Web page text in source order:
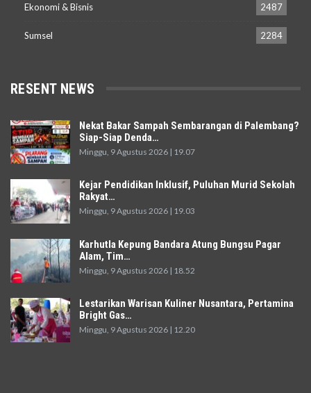
Ekonomi & Bisnis 2487
Sumsel 2284
RESENT NEWS
Nekat Bakar Sampah Sembarangan di Palembang?
Siap-Siap Denda…
Minggu, 9 Agustus 2026 | 19.07
Kejar Pendidikan Inklusif, Puluhan Murid Sekolah
Rakyat…
Minggu, 9 Agustus 2026 | 19.03
Karhutla Kepung Bandara Atung Bungsu Pagar
Alam, Tim…
Minggu, 9 Agustus 2026 | 18.52
Lestarikan Warisan Kuliner Nusantara, Pertamina
Bright Gas…
Minggu, 9 Agustus 2026 | 12.20